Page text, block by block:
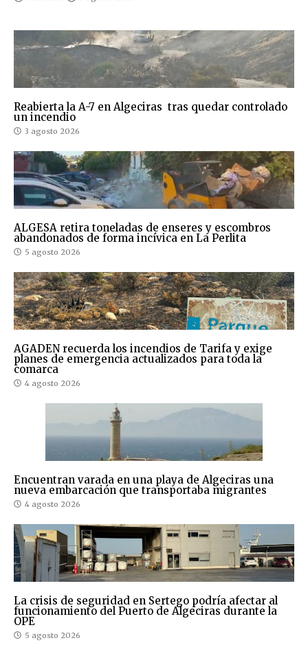
Reabierta la A-7 en Algeciras tras quedar controlado
un incendio
3 agosto 2026
ALGESA retira toneladas de enseres y escombros
abandonados de forma incívica en La Perlita
5 agosto 2026
AGADEN recuerda los incendios de Tarifa y exige
planes de emergencia actualizados para toda la
comarca
4 agosto 2026
Encuentran varada en una playa de Algeciras una
nueva embarcación que transportaba migrantes
4 agosto 2026
La crisis de seguridad en Sertego podría afectar al
funcionamiento del Puerto de Algeciras durante la
OPE
5 agosto 2026